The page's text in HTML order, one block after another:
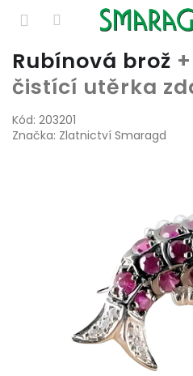
Přejít
obsah
Rubínová brož
čistící utěrka
Kód: 203201
Značka: Zlatnictví Smaragd